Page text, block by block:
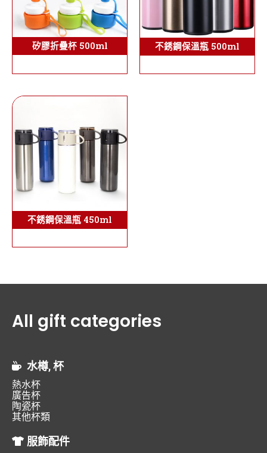
矽膠折疊杯 500ml 不銹鋼保溫瓶 500ml
不銹鋼保溫瓶 450ml
All gift categories
水樽, 杯
熱水杯
廣告杯
陶瓷杯
其他杯類
服飾配件